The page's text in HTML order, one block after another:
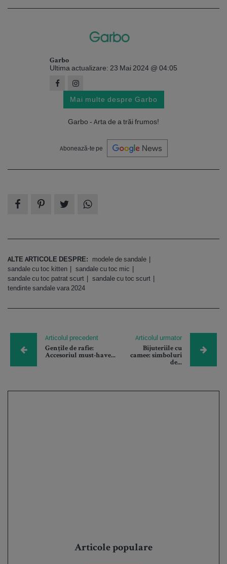
Garbo
Ultima actualizare: 23 Mai 2024 @ 04:05
Mai multe despre Garbo
Garbo - Arta de a trăi frumos!
Abonează-te pe
ALTE ARTICOLE DESPRE: modele de sandale
sandale cu toc kitten
sandale cu toc mic
sandale cu toc patrat scurt
sandale cu toc scurt
tendinte sandale vara 2024
Articolul precedent
Gențile de rafie:
Accesoriul must-have...
Articolul urmator
Bijuteriile cu
camee: simboluri
de...
Articole populare